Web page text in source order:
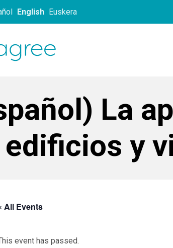
English Euskera
La
y
All Events
event has passed.